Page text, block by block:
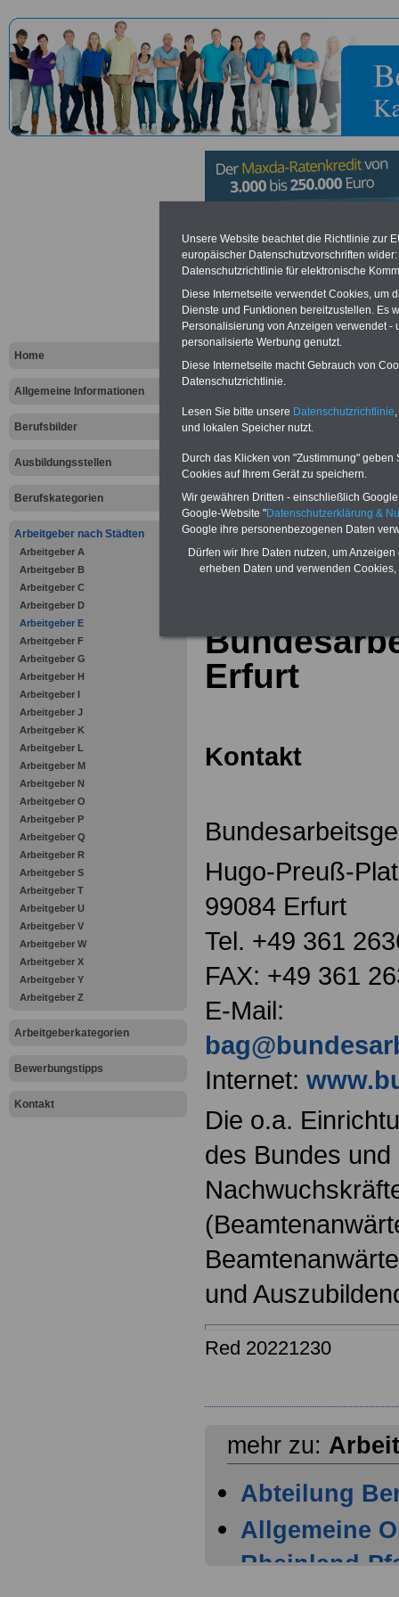
Home
Allgemeine Informationen
Berufsbilder
Ausbildungsstellen
Berufskategorien
Arbeitgeber nach Städten
Arbeitgeber A
Arbeitgeber B
Arbeitgeber C
Arbeitgeber D
Arbeitgeber E
Arbeitgeber F
Arbeitgeber G
Arbeitgeber H
Arbeitgeber I
Arbeitgeber J
Arbeitgeber K
Arbeitgeber L
Arbeitgeber M
Arbeitgeber N
Arbeitgeber O
Arbeitgeber P
Arbeitgeber Q
Arbeitgeber R
Arbeitgeber S
Arbeitgeber T
Arbeitgeber U
Arbeitgeber V
Arbeitgeber W
Arbeitgeber X
Arbeitgeber Y
Arbeitgeber Z
Arbeitgeberkategorien
Bewerbungstipps
Kontakt
Erfurt
Vorteile für den öffentlichen
Vergleichen und sparen
Bausparen schon ab 16 Jahren
Berufsunfähigkeitsabsicherung
Online-Vergleich Gesetzliche
Krankenkassen
Krankenversicherung
zurück zur
Erfurt
Kontakt
Hugo-Preuß-
99084 Erfurt
Tel. +49 361
FAX: +49 361
E-Mail:
Internet:
Die o.a.
des Bundes und
und
Red 20221230
mehr zu:
Abteilung
Allgemeine
Rheinland-
Unsere Website beachtet die Richtlinie zur
europäischer Datenschutzvorschriften
Datenschutzrichtlinie für elektronische
Diese Internetseite verwendet Cookies, um
Dienste und Funktionen bereitzustellen. Es
Personalisierung von Anzeigen verwendet
personalisierte Werbung genutzt.
Diese Internetseite macht Gebrauch von
Datenschutzrichtlinie.
Lesen Sie bitte unsere Datenschutzrichtlinie
und lokalen Speicher nutzt.
Durch das Klicken von "Zustimmung"
Cookies auf Ihrem Gerät zu speichern.
Wir gewähren Dritten - einschließlich
Google-Website "Datenschutzerklärung &
Google ihre personenbezogenen Daten
Dürfen wir Ihre Daten nutzen, um
erheben Daten und verwenden